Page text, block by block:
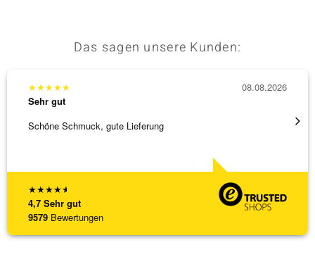
Das sagen unsere Kunden:
★★★★★
4,7 Sehr gut
9579 Bewertungen
★★★★★
Sehr gut
Schöne Schmuck, gute Lieferung
08.08.2026